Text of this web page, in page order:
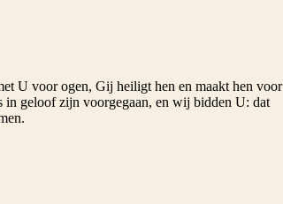
U voor ogen, Gij heiligt hen en maakt hen voor
geloof zijn voorgegaan, en wij bidden U: dat